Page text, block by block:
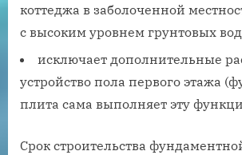
коттеджа в заболоченной
с высоким уровнем грунтовых
исключает дополнительные
устройство пола первого этажа
плита сама выполняет эту
Срок строительства